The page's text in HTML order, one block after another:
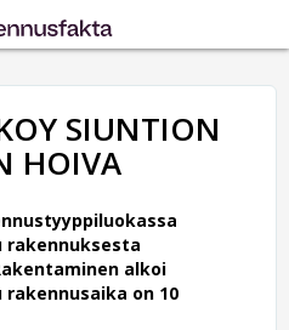
SIUNTION
HOIVA
rakennuksesta
alkoi
on 10